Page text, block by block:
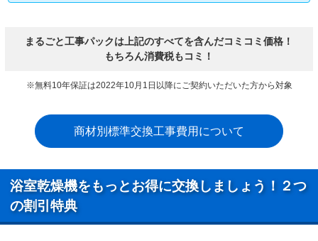
まるごと工事パックは上記のすべてを含んだコミコミ価格！
もちろん消費税もコミ！
※無料10年保証は2022年10月1日以降にご契約いただいた方から対象
商材別標準交換工事費用について
浴室乾燥機をもっとお得に交換しましょう！２つ
の割引特典